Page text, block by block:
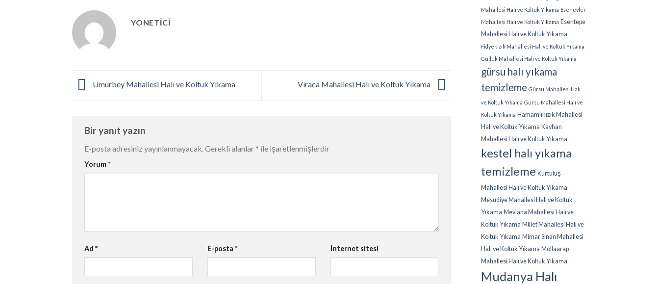
YONETICI
Umurbey Mahallesi Halı ve Koltuk Yıkama Vıraca Mahallesi Halı ve Koltuk Yıkama
Bir yanıt yazın
E-posta adresiniz yayınlanmayacak.Gerekli alanlar * ile işaretlenmişlerdir
Yorum*
Ad * E-posta * İnternet sitesi
Mahallesi Halı ve Koltuk Yıkama Esenevler
Mahallesi Halı ve Koltuk Yıkama Esentepe
Mahallesi Halı ve Koltuk Yıkama
Fidyekızık Mahallesi Halı ve Koltuk Yıkama
Güllük Mahallesi Halı ve Koltuk Yıkama
gürsu halı yıkama
temizleme Gürsu Mahallesi Halı
ve Koltuk Yıkama Gürsu Mahallesi Halı ve
Koltuk Yıkama Hamamlıkızık Mahallesi
Halı ve Koltuk Yıkama Kayhan
Mahallesi Halı ve Koltuk Yıkama
kestel halı yıkama
temizleme Kurtuluş
Mahallesi Halı ve Koltuk Yıkama
Mesudiye Mahallesi Halı ve Koltuk
Yıkama Mevlana Mahallesi Halı ve
Koltuk Yıkama Millet Mahallesi Halı ve
Koltuk Yıkama Mimar Sinan Mahallesi
Halı ve Koltuk Yıkama Mollaarap
Mahallesi Halı ve Koltuk Yıkama
Mudanya Halı